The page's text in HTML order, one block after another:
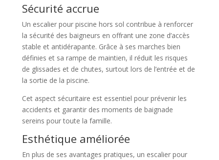
Sécurité accrue
Un escalier pour piscine hors sol contribue à renforcer
la sécurité des baigneurs en offrant une zone d’accès
stable et antidérapante. Grâce à ses marches bien
définies et sa rampe de maintien, il réduit les risques
de glissades et de chutes, surtout lors de l’entrée et de
la sortie de la piscine.
Cet aspect sécuritaire est essentiel pour prévenir les
accidents et garantir des moments de baignade
sereins pour toute la famille.
Esthétique améliorée
En plus de ses avantages pratiques, un escalier pour